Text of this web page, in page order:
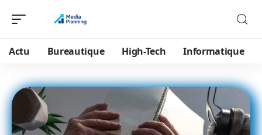
Actu Bureautique High-Tech Informatique